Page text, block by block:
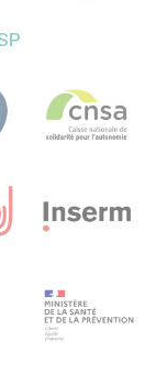
par
publiques